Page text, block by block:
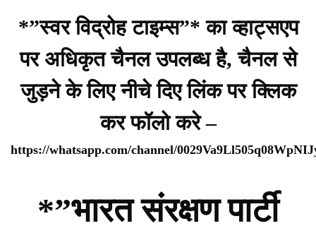
*”स्वर विद्रोह टाइम्स”* का व्हाट्सएप
पर अधिकृत चैनल उपलब्ध है, चैनल से
जुड़ने के लिए नीचे दिए लिंक पर क्लिक
कर फॉलो करे –
https://whatsapp.com/channel/
*”भारत संरक्षण पार्टी